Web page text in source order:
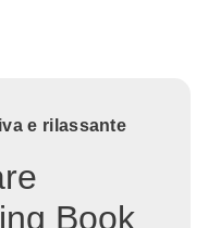
e rilassante
Book